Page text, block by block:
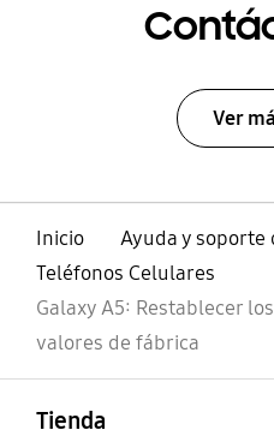
Ver
Inicio
Ayuda y
Teléfonos Celulares
Galaxy A5: Restablecer
valores de fábrica
Tienda